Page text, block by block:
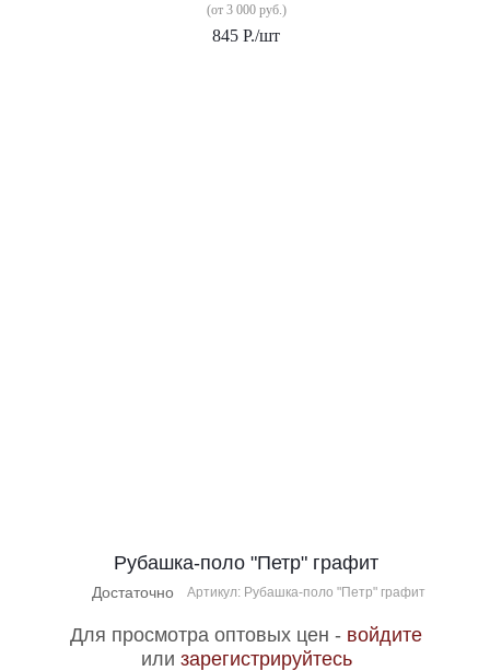
(от 3 000 руб.)
845 Р./шт
Рубашка-поло "Петр" графит
Достаточно Артикул: Рубашка-поло "Петр" графит
Для просмотра оптовых цен - войдите
или зарегистрируйтесь